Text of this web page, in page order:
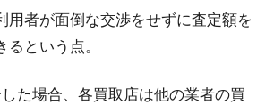
用者が面倒な交渉をせずに査定額を
という点。
た場合、各買取店は他の業者の買